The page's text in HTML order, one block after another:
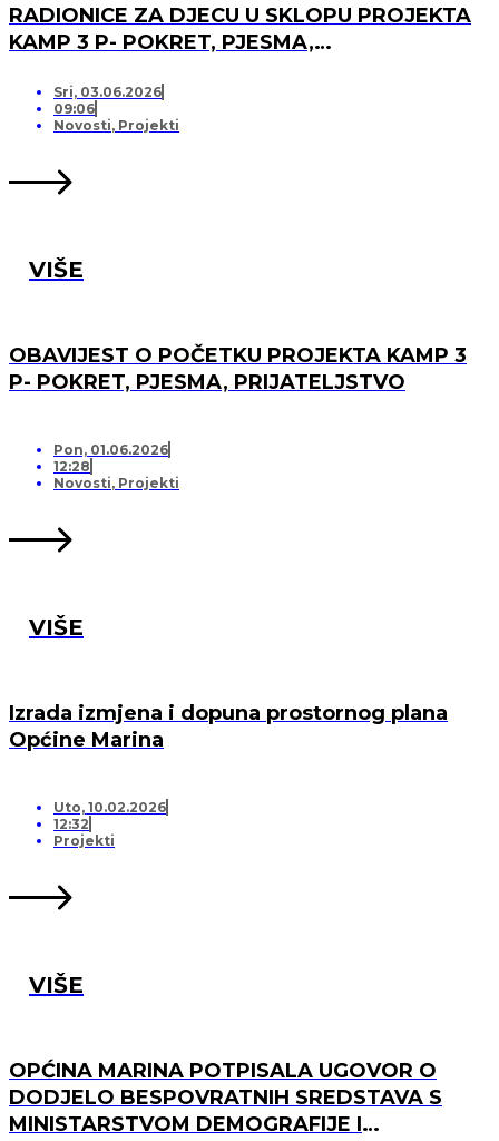
RADIONICE ZA DJECU U SKLOPU PROJEKTA
KAMP 3 P- POKRET, PJESMA,
Sri, 03.06.2026
09:06
Novosti, Projekti
VIŠE
OBAVIJEST O POČETKU PROJEKTA KAMP 3
P- POKRET, PJESMA, PRIJATELJSTVO
Pon, 01.06.2026
12:28
Novosti, Projekti
VIŠE
Izrada izmjena i dopuna prostornog plana
Općine Marina
Uto, 10.02.2026
12:32
Projekti
VIŠE
OPĆINA MARINA POTPISALA UGOVOR O
DODJELO BESPOVRATNIH SREDSTAVA S
MINISTARSTVOM DEMOGRAFIJE I